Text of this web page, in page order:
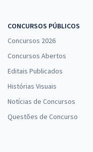
CONCURSOS PÚBLICOS
Concursos 2026
Concursos Abertos
Editais Publicados
Histórias Visuais
Notícias de Concursos
Questões de Concurso